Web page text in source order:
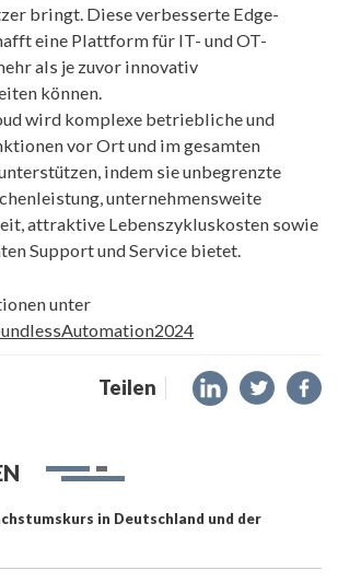
bringt. Diese verbesserte Edge-
eine Plattform für IT- und OT-
als je zuvor innovativ
können.
wird komplexe betriebliche und
vor Ort und im gesamten
indem sie unbegrenzte
unternehmensweite
attraktive Lebenszykluskosten sowie
Support und Service bietet.
unter
Teilen
in Deutschland und der